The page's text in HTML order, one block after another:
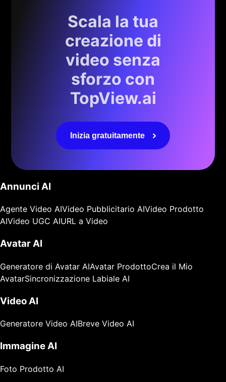
Scala la tua
creazione di
video senza
sforzo con
TopView.ai
Inizia gratuitamente
Annunci AI
Agente Video AIVideo Pubblicitario AIVideo Prodotto
AIVideo UGC AIURL a Video
Avatar AI
Generatore di Avatar AIAvatar ProdottoCrea il Mio
AvatarSincronizzazione Labiale AI
Video AI
Generatore Video AIBreve Video AI
Immagine AI
Foto Prodotto AI